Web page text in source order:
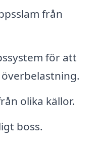
från
för att
olika källor.
boss.